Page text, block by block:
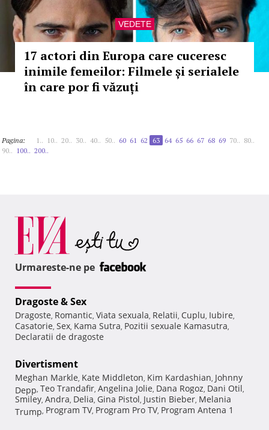
VEDETE
17 actori din Europa care cuceresc
inimile femeilor: Filmele și serialele
în care por fi văzuți
Pagina: 1.. 10.. 20.. 30.. 40.. 50.. 60 61 62 63 64 65 66 67 68 69 70.. 80..
90.. 100.. 200..
Urmareste-ne pe
Dragoste & Sex
Dragoste, Romantic, Viata sexuala, Relatii, Cuplu, Iubire,
Casatorie, Sex, Kama Sutra, Pozitii sexuale Kamasutra,
Declaratii de dragoste
Divertisment
Meghan Markle, Kate Middleton, Kim Kardashian, Johnny
Depp, Teo Trandafir, Angelina Jolie, Dana Rogoz, Dani Otil,
Smiley, Andra, Delia, Gina Pistol, Justin Bieber, Melania
Trump, Program TV, Program Pro TV, Program Antena 1